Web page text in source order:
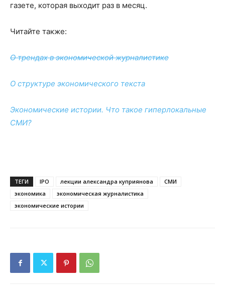
газете, которая выходит раз в месяц.
Читайте также:
О трендах в экономической журналистике
О структуре экономического текста
Экономические истории. Что такое гиперлокальные
СМИ?
ТЕГИ IPO лекции александра куприянова
СМИ
экономика
экономическая журналистика
экономические истории